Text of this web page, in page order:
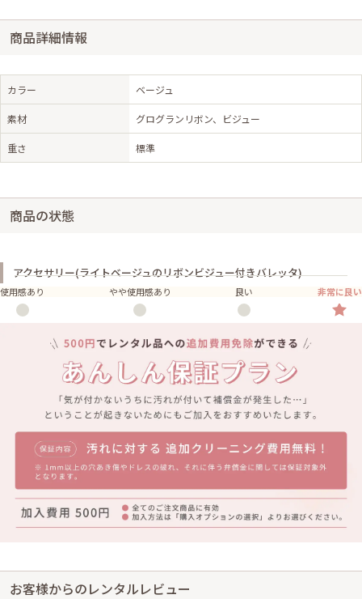
商品詳細情報
カラー ベージュ
素材 グログランリボン、ビジュー
重さ 標準
商品の状態
アクセサリー(ライトベージュのリボンビジュー付きバレッタ)
使用感あり やや使用感あり 良い 非常に良い
お客様からのレンタルレビュー